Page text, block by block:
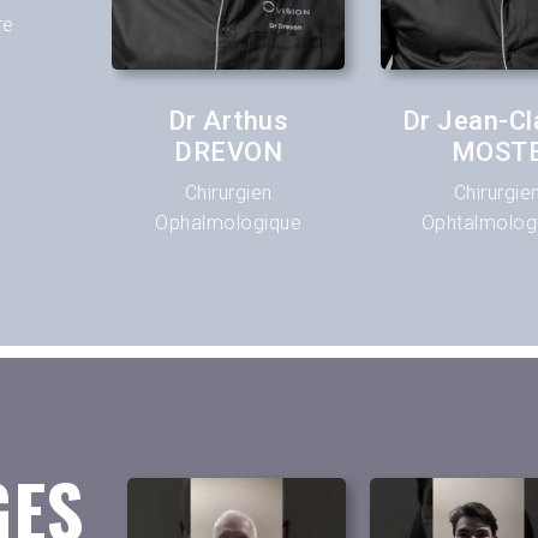
Dr Arthus
DREVON
Chirurgien
Ophalmologique
Dr Jean-
Chirurgien